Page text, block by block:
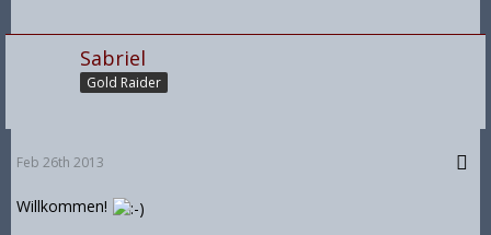
Sabriel
Gold Raider
Feb 26th 2013
Willkommen!